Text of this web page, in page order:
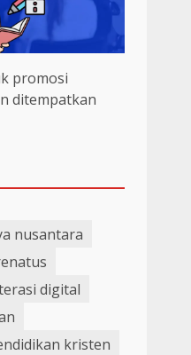
promosi
ditempatkan
nusantara
digital
kristen